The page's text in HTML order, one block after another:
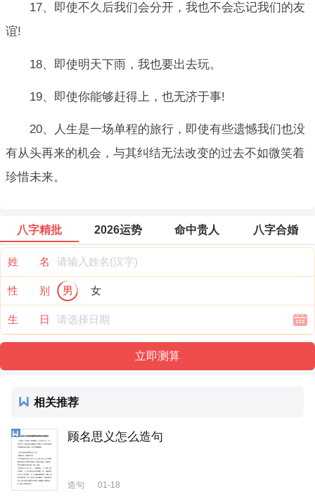
17、即使不久后我们会分开，我也不会忘记我们的友
谊!
18、即使明天下雨，我也要出去玩。
19、即使你能够赶得上，也无济于事!
20、人生是一场单程的旅行，即使有些遗憾我们也没
有从头再来的机会，与其纠结无法改变的过去不如微笑着
珍惜未来。
八字精批 2026运势 命中贵人 八字合婚
姓 名
性 别 男 女
生 日
相关推荐
顾名思义怎么造句
造句 01-18